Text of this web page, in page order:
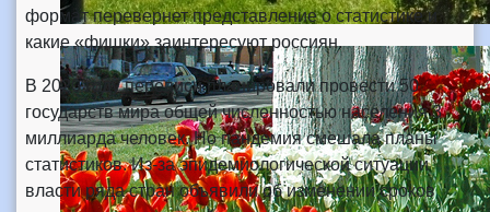
формат перевернет представление о статистике и
какие «фишки» заинтересуют россиян.
В 2020 году переписи планировали провести 50
государств мира общей численностью населения 3
миллиарда человек. Но пандемия смешала планы
статистиков. Из-за эпидемиологической ситуации
власти ряда стран объявили об изменении сроков